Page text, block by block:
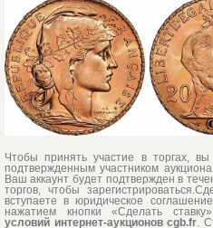
Чтобы принять участие в торгах,
подтвержденным участником
Ваш аккаунт будет подтвержден в
торгов, чтобы
вступаете в юридическое
нажатием кнопки «Сделать
условий интернет-аукционов cgb.fr.